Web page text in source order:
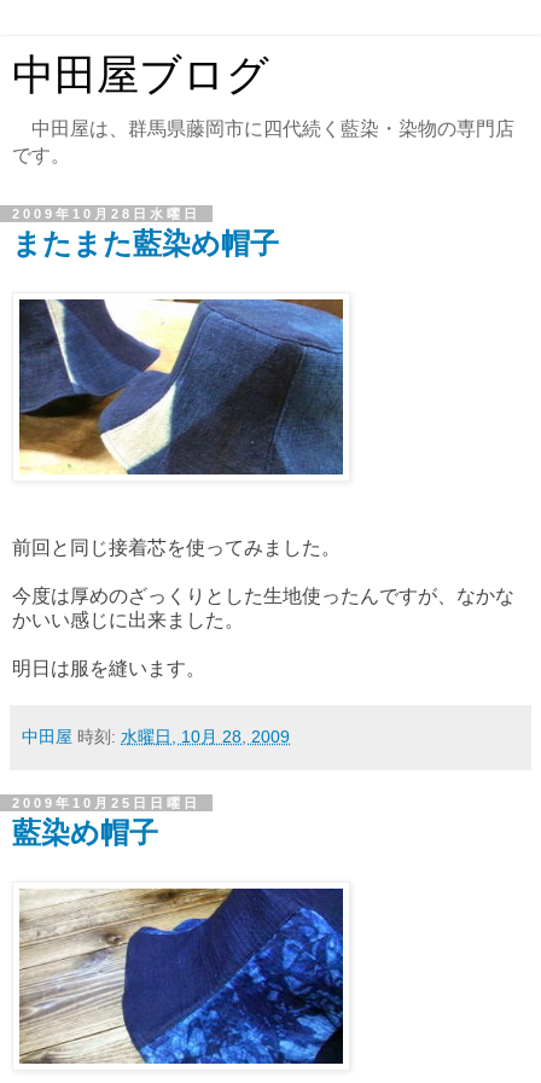
中田屋ブログ
中田屋は、群馬県藤岡市に四代続く藍染・染物の専門店
です。
2009年10月28日水曜日
またまた藍染め帽子
前回と同じ接着芯を使ってみました。
今度は厚めのざっくりとした生地使ったんですが、なかな
かいい感じに出来ました。
明日は服を縫います。
中田屋 時刻: 水曜日, 10月 28, 2009
2009年10月25日日曜日
藍染め帽子